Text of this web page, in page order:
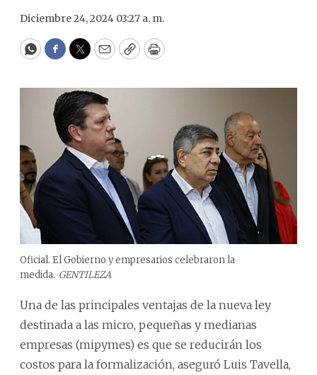
Diciembre 24, 2024 03:27 a. m.
WhatsApp
Facebook
Twitter
EmailCopyPrint
Oficial. El Gobierno y empresarios celebraron la
medida. GENTILEZA
Una de las principales ventajas de la nueva ley
destinada a las micro, pequeñas y medianas
empresas (mipymes) es que se reducirán los
costos para la formalización, aseguró Luis Tavella,